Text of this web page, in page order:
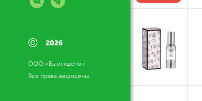
© 2026
ООО «Бьютидепо»
Все права защищены